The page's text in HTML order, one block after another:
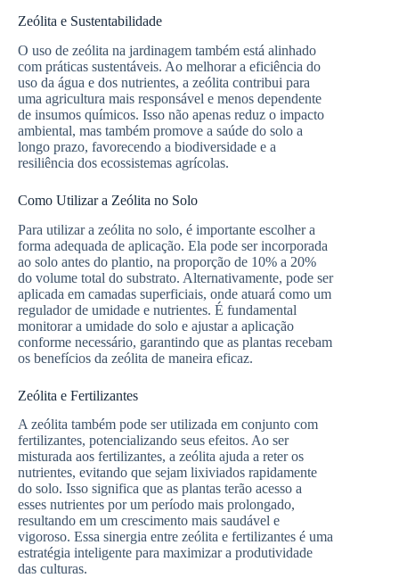
Zeólita e Sustentabilidade
O uso de zeólita na jardinagem também está alinhado
com práticas sustentáveis. Ao melhorar a eficiência do
uso da água e dos nutrientes, a zeólita contribui para
uma agricultura mais responsável e menos dependente
de insumos químicos. Isso não apenas reduz o impacto
ambiental, mas também promove a saúde do solo a
longo prazo, favorecendo a biodiversidade e a
resiliência dos ecossistemas agrícolas.
Como Utilizar a Zeólita no Solo
Para utilizar a zeólita no solo, é importante escolher a
forma adequada de aplicação. Ela pode ser incorporada
ao solo antes do plantio, na proporção de 10% a 20%
do volume total do substrato. Alternativamente, pode ser
aplicada em camadas superficiais, onde atuará como um
regulador de umidade e nutrientes. É fundamental
monitorar a umidade do solo e ajustar a aplicação
conforme necessário, garantindo que as plantas recebam
os benefícios da zeólita de maneira eficaz.
Zeólita e Fertilizantes
A zeólita também pode ser utilizada em conjunto com
fertilizantes, potencializando seus efeitos. Ao ser
misturada aos fertilizantes, a zeólita ajuda a reter os
nutrientes, evitando que sejam lixiviados rapidamente
do solo. Isso significa que as plantas terão acesso a
esses nutrientes por um período mais prolongado,
resultando em um crescimento mais saudável e
vigoroso. Essa sinergia entre zeólita e fertilizantes é uma
estratégia inteligente para maximizar a produtividade
das culturas.